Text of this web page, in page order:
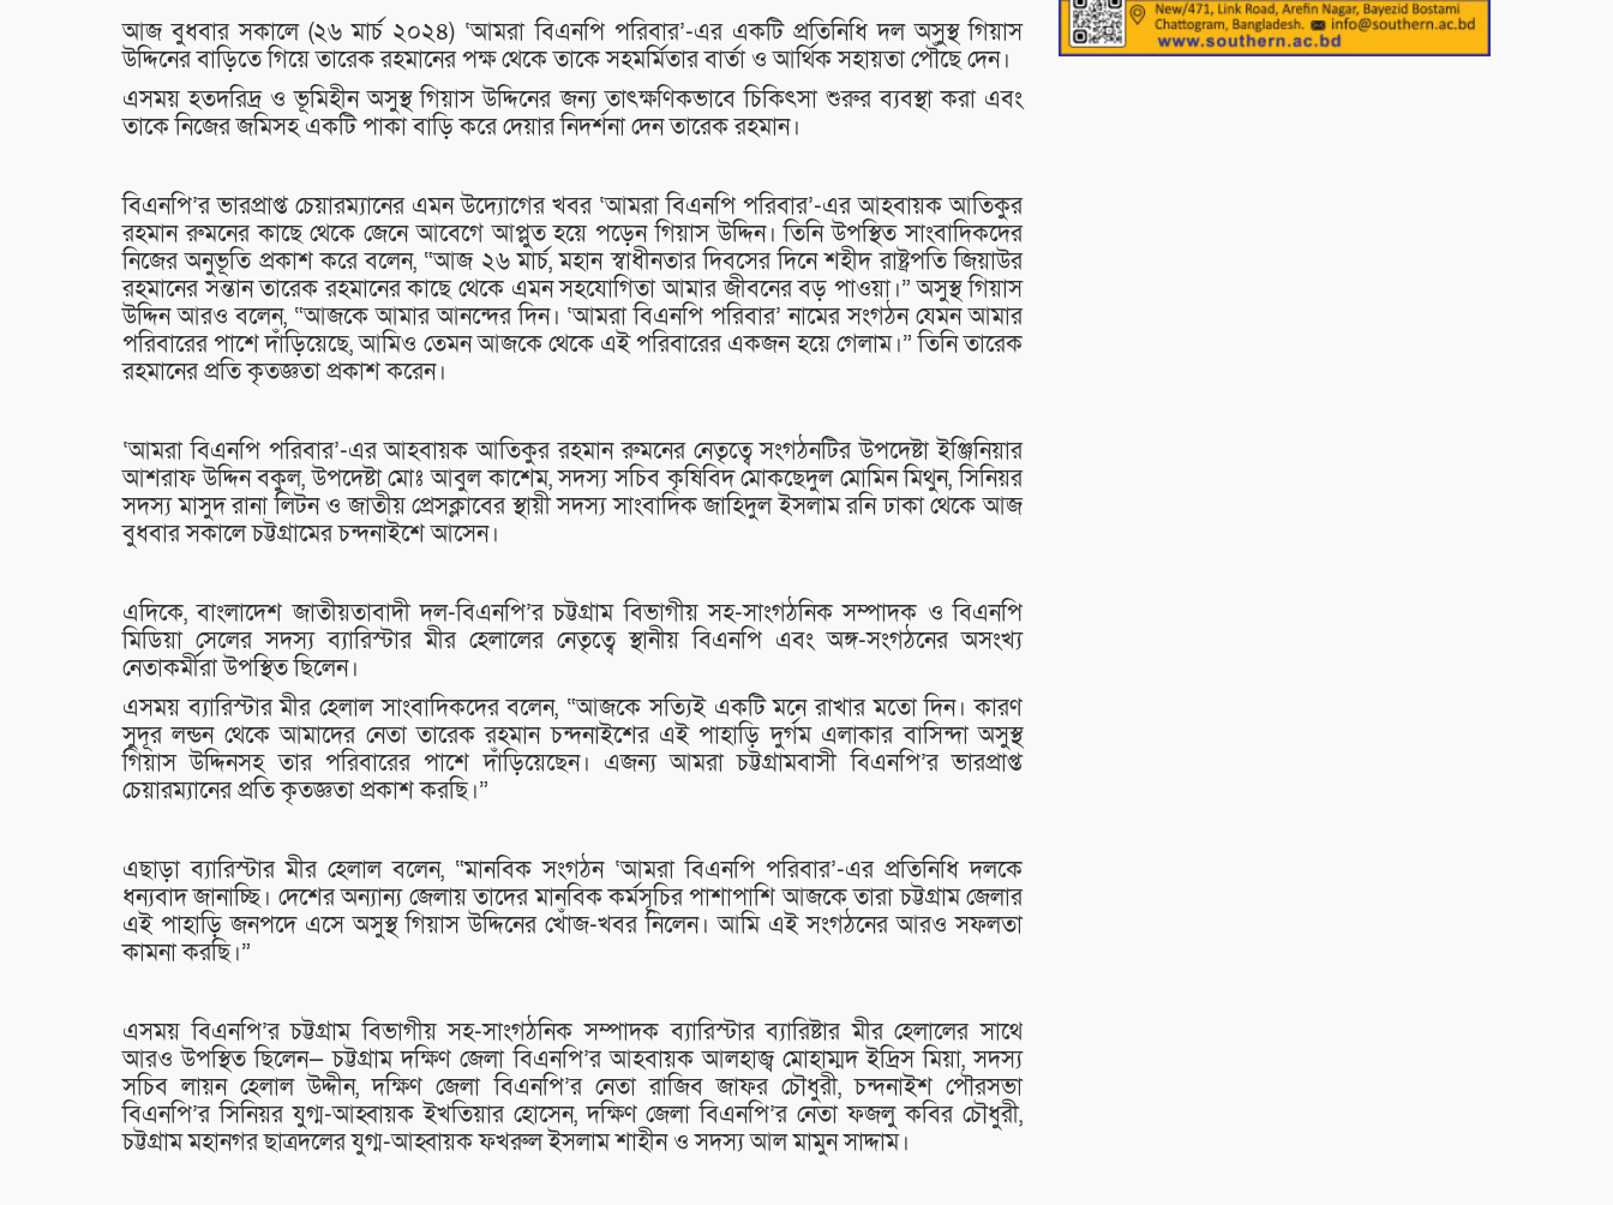
আজ বুধবার সকালে (২৬ মার্চ ২০২৪) ‘আমরা বিএনপি পরিবার’-এর একটি প্রতিনিধি দল অসুস্থ গিয়াস
উদ্দিনের বাড়িতে গিয়ে তারেক রহমানের পক্ষ থেকে তাকে সহমর্মিতার বার্তা ও আর্থিক সহায়তা পৌঁছে দেন।
এসময় হতদরিদ্র ও ভূমিহীন অসুস্থ গিয়াস উদ্দিনের জন্য তাৎক্ষণিকভাবে চিকিৎসা শুরুর ব্যবস্থা করা এবং
তাকে নিজের জমিসহ একটি পাকা বাড়ি করে দেয়ার নিদর্শনা দেন তারেক রহমান।
বিএনপি’র ভারপ্রাপ্ত চেয়ারম্যানের এমন উদ্যোগের খবর ‘আমরা বিএনপি পরিবার’-এর আহবায়ক আতিকুর
রহমান রুমনের কাছে থেকে জেনে আবেগে আপ্লুত হয়ে পড়েন গিয়াস উদ্দিন। তিনি উপস্থিত সাংবাদিকদের
নিজের অনুভূতি প্রকাশ করে বলেন, “আজ ২৬ মার্চ, মহান স্বাধীনতার দিবসের দিনে শহীদ রাষ্ট্রপতি জিয়াউর
রহমানের সন্তান তারেক রহমানের কাছে থেকে এমন সহযোগিতা আমার জীবনের বড় পাওয়া।” অসুস্থ গিয়াস
উদ্দিন আরও বলেন, “আজকে আমার আনন্দের দিন। ‘আমরা বিএনপি পরিবার’ নামের সংগঠন যেমন আমার
পরিবারের পাশে দাঁড়িয়েছে, আমিও তেমন আজকে থেকে এই পরিবারের একজন হয়ে গেলাম।” তিনি তারেক
রহমানের প্রতি কৃতজ্ঞতা প্রকাশ করেন।
‘আমরা বিএনপি পরিবার’-এর আহবায়ক আতিকুর রহমান রুমনের নেতৃত্বে সংগঠনটির উপদেষ্টা ইঞ্জিনিয়ার
আশরাফ উদ্দিন বকুল, উপদেষ্টা মোঃ আবুল কাশেম, সদস্য সচিব কৃষিবিদ মোকছেদুল মোমিন মিথুন, সিনিয়র
সদস্য মাসুদ রানা লিটন ও জাতীয় প্রেসক্লাবের স্থায়ী সদস্য সাংবাদিক জাহিদুল ইসলাম রনি ঢাকা থেকে আজ
বুধবার সকালে চট্টগ্রামের চন্দনাইশে আসেন।
এদিকে, বাংলাদেশ জাতীয়তাবাদী দল-বিএনপি’র চট্টগ্রাম বিভাগীয় সহ-সাংগঠনিক সম্পাদক ও বিএনপি
মিডিয়া সেলের সদস্য ব্যারিস্টার মীর হেলালের নেতৃত্বে স্থানীয় বিএনপি এবং অঙ্গ-সংগঠনের অসংখ্য
নেতাকর্মীরা উপস্থিত ছিলেন।
এসময় ব্যারিস্টার মীর হেলাল সাংবাদিকদের বলেন, “আজকে সত্যিই একটি মনে রাখার মতো দিন। কারণ
সুদূর লন্ডন থেকে আমাদের নেতা তারেক রহমান চন্দনাইশের এই পাহাড়ি দুর্গম এলাকার বাসিন্দা অসুস্থ
গিয়াস উদ্দিনসহ তার পরিবারের পাশে দাঁড়িয়েছেন। এজন্য আমরা চট্টগ্রামবাসী বিএনপি’র ভারপ্রাপ্ত
চেয়ারম্যানের প্রতি কৃতজ্ঞতা প্রকাশ করছি।”
এছাড়া ব্যারিস্টার মীর হেলাল বলেন, “মানবিক সংগঠন ‘আমরা বিএনপি পরিবার’-এর প্রতিনিধি দলকে
ধন্যবাদ জানাচ্ছি। দেশের অন্যান্য জেলায় তাদের মানবিক কর্মসূচির পাশাপাশি আজকে তারা চট্টগ্রাম জেলার
এই পাহাড়ি জনপদে এসে অসুস্থ গিয়াস উদ্দিনের খোঁজ-খবর নিলেন। আমি এই সংগঠনের আরও সফলতা
কামনা করছি।”
এসময় বিএনপি’র চট্টগ্রাম বিভাগীয় সহ-সাংগঠনিক সম্পাদক ব্যারিস্টার ব্যারিষ্টার মীর হেলালের সাথে
আরও উপস্থিত ছিলেন— চট্টগ্রাম দক্ষিণ জেলা বিএনপি’র আহবায়ক আলহাজ্ব মোহাম্মদ ইদ্রিস মিয়া, সদস্য
সচিব লায়ন হেলাল উদ্দীন, দক্ষিণ জেলা বিএনপি’র নেতা রাজিব জাফর চৌধুরী, চন্দনাইশ পৌরসভা
বিএনপি’র সিনিয়র যুগ্ম-আহ্বায়ক ইখতিয়ার হোসেন, দক্ষিণ জেলা বিএনপি’র নেতা ফজলু কবির চৌধুরী,
চট্টগ্রাম মহানগর ছাত্রদলের যুগ্ম-আহ্বায়ক ফখরুল ইসলাম শাহীন ও সদস্য আল মামুন সাদ্দাম।
মুক্তিযোদ্ধা দবির উদ্দিন ফাউন্ডেশন